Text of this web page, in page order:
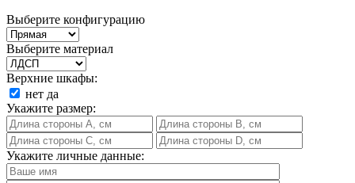
Выберите конфигурацию
Выберите материал
Верхние шкафы:
нет да
Укажите размер:
Укажите личные данные: